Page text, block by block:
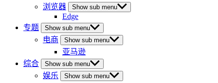
浏览器
Show sub menu
Edge
专题
Show sub menu
电商 Show sub menu
亚马逊
综合
Show sub menu
娱乐 Show sub menu